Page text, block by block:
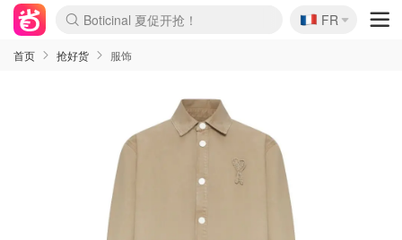
Boticinal 夏促开抢！
4折！lulu周四疯狂上新
还没结束！&OtherStories大促
Joybuy变相75折 随时失效
速领！Stanley独家85折
疑似霸哥！Camper额外叠85折
Zalando 奥莱闪促！每日更新
Moncler反季囤！5折起+叠9折
Coach Brooklyn仅€192
🇫🇷
FR
首页 抢好货 服饰